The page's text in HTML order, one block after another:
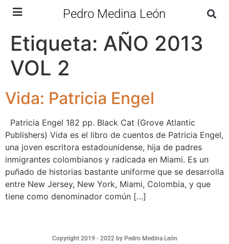
Pedro Medina León
Etiqueta: AÑO 2013
VOL 2
Vida: Patricia Engel
Patricia Engel 182 pp. Black Cat (Grove Atlantic
Publishers) Vida es el libro de cuentos de Patricia Engel,
una joven escritora estadounidense, hija de padres
inmigrantes colombianos y radicada en Miami. Es un
puñado de historias bastante uniforme que se desarrolla
entre New Jersey, New York, Miami, Colombia, y que
tiene como denominador común […]
Copyright 2019 - 2022 by Pedro Medina León